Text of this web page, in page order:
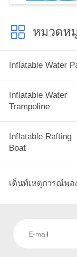
หมวดห
Inflatable Water
Inflatable Water
Trampoline
Inflatable Rafting
Boat
เต็นท์เหตุการณ์พอ